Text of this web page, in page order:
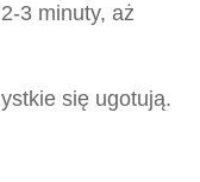
3 minuty, aż
się ugotują.